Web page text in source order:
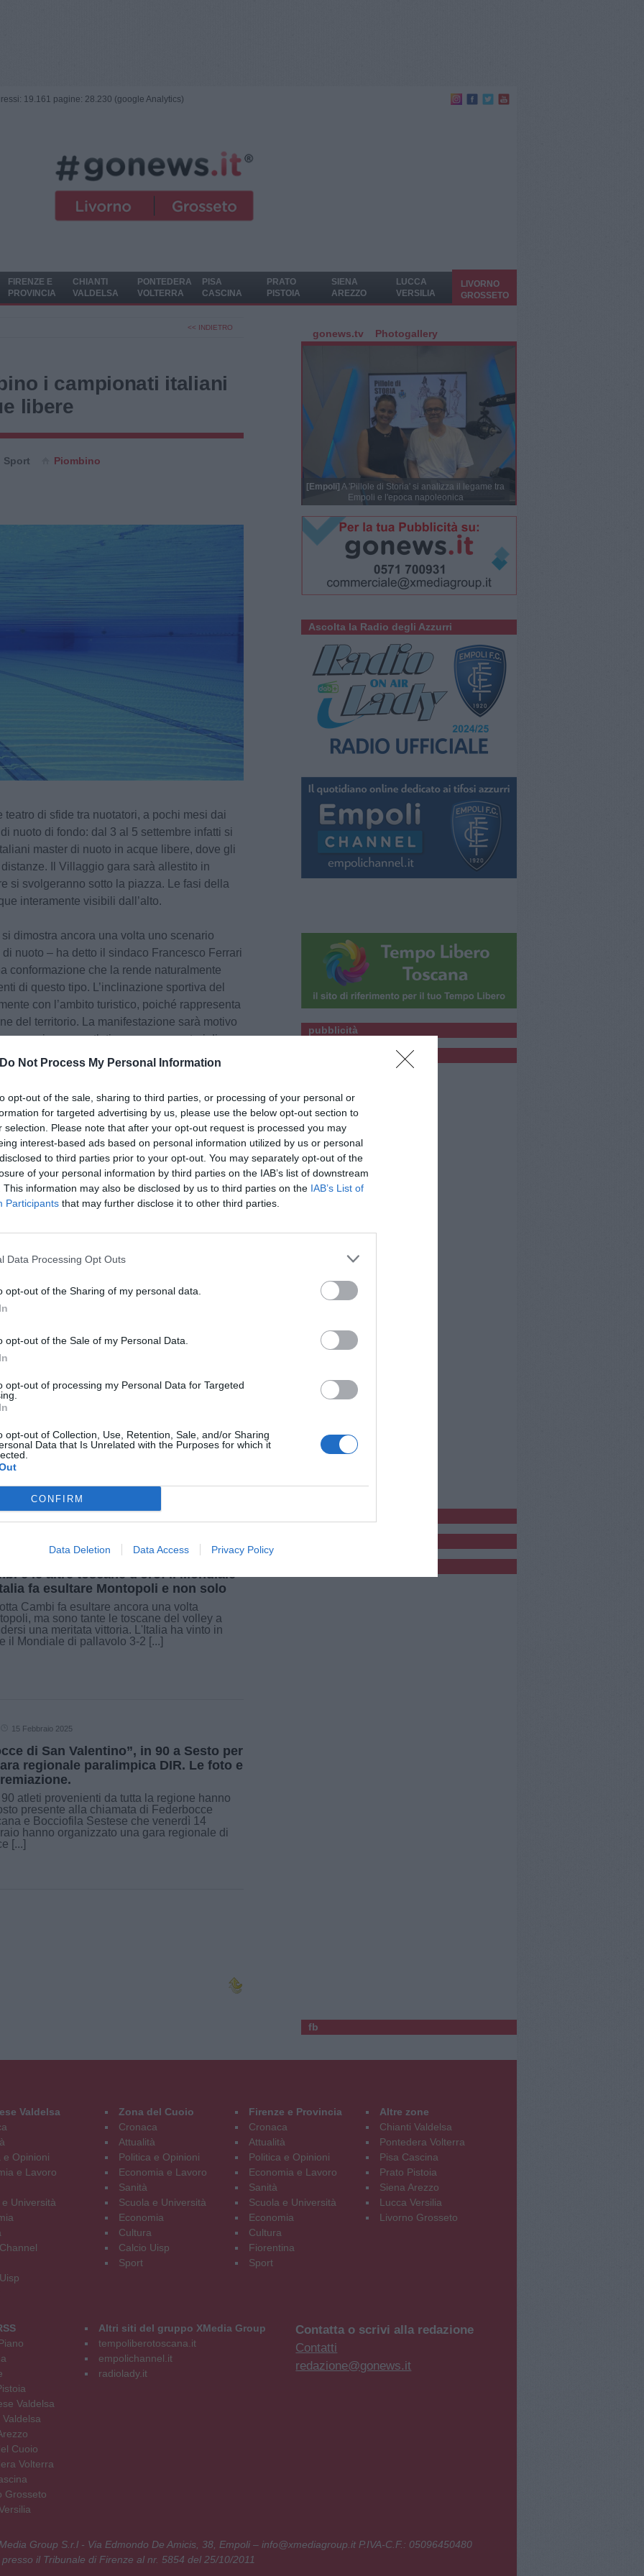
Do Not Process My Personal Information
opt-out of the sale, sharing to third parties, or processing of your personal or
for targeted advertising by us, please use the below opt-out section to
selection. Please note that after your opt-out request is processed you may
interest-based ads based on personal information utilized by us or personal
to third parties prior to your opt-out. You may separately opt-out of the
of your personal information by third parties on the IAB’s list of downstream
This information may also be disclosed by us to third parties on the IAB’s List of
Participants that may further disclose it to other third parties.
Data Processing Opt Outs
opt-out of the Sharing of my personal data.
opt-out of the Sale of my Personal Data.
opt-out of processing my Personal Data for Targeted
opt-out of Collection, Use, Retention, Sale, and/or Sharing
Data that Is Unrelated with the Purposes for which it
CONFIRM
Data Deletion Data Access Privacy Policy
19.161 pagine: 28.230 (google Analytics)
FIRENZE E
PROVINCIA
CHIANTI
VALDELSA
PONTEDERA
VOLTERRA
PISA
CASCINA
PRATO
PISTOIA
SIENA
AREZZO
LUCCA
VERSILIA
LIVORNO
GROSSETO
<< INDIETRO
i campionati italiani
libere
Sport Piombino
teatro di sfide tra nuotatori, a pochi mesi dai
nuoto di fondo: dal 3 al 5 settembre infatti si
master di nuoto in acque libere, dove gli
Il Villaggio gara sarà allestito in
si svolgeranno sotto la piazza. Le fasi della
interamente visibili dall’alto.
dimostra ancora una volta uno scenario
nuoto – ha detto il sindaco Francesco Ferrari
conformazione che la rende naturalmente
di questo tipo. L’inclinazione sportiva del
con l’ambito turistico, poiché rappresenta
del territorio. La manifestazione sarà motivo
occasione per atleti e accompagnatori di
volontà di questa amministrazione
questo tipo, al fine di restituire alla città il
prevede nella giornata di venerdì 3 la
con partenza prevista per le ore 15, mentre
la gara sulla distanza di 3 chilometri.
staffette 4x1250 metri, con partenze nel
per quanto riguarda la staffetta femminile e
la maschile; alle ore 15 infine si svolgerà la
17, Abc a Piombino per la Coppa
il primo posto con cui hanno chiuso la
fase, e la vittoria nella gara ad
diretta valida per i quarti di finale, i
di Alberto Ciampolini [...]
e le altre toscane d'oro: il Mondiale
fa esultare Montopoli e non solo
Cambi fa esultare ancora una volta
ma sono tante le toscane del volley a
una meritata vittoria. L'Italia ha vinto in
il Mondiale di pallavolo 3-2 [...]
15 Febbraio 2025
di San Valentino”, in 90 a Sesto per
regionale paralimpica DIR. Le foto e
90 atleti provenienti da tutta la regione hanno
presente alla chiamata di Federbocce
e Bocciofila Sestese che venerdì 14
hanno organizzato una gara regionale di
[...]
gonews.tv Photogallery
[Empoli] A 'Pillole di Storia' si analizza il legame tra
Empoli e l'epoca napoleonica
Ascolta la Radio degli Azzurri
pubblicità
fb
Valdelsa
e Opinioni
e Lavoro
e Università
Zona del Cuoio
Cronaca
Attualità
Politica e Opinioni
Economia e Lavoro
Sanità
Scuola e Università
Economia
Cultura
Calcio Uisp
Sport
Firenze e Provincia
Cronaca
Attualità
Politica e Opinioni
Economia e Lavoro
Sanità
Scuola e Università
Economia
Cultura
Fiorentina
Sport
Altre zone
Chianti Valdelsa
Pontedera Volterra
Pisa Cascina
Prato Pistoia
Siena Arezzo
Lucca Versilia
Livorno Grosseto
Valdelsa
Valdelsa
Cuoio
Volterra
Grosseto
Altri siti del gruppo XMedia Group
tempoliberotoscana.it
empolichannel.it
radiolady.it
Contatta o scrivi alla redazione
Contatti
redazione@gonews.it
Group S.r.l - Via Edmondo De Amicis, 38, Empoli – info@xmediagroup.it P.IVA-C.F.: 05096450480
il Tribunale di Firenze al nr. 5854 del 25/10/2011